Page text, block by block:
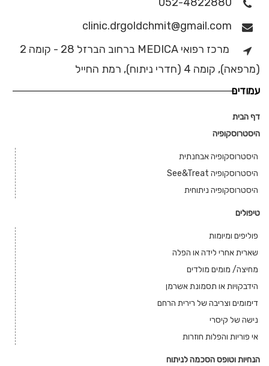
clinic.drgoldchmit@gmail.com
מרכז רפואי MEDICA ברחוב הברזל 28 - קומה 2
(מרפאה), קומה 4 (חדרי ניתוח), רמת החייל
עמודים
דף הבית
היסטרוסקופיה
היסטרוסקופיה אבחנתית
היסטרוסקופיה See&Treat
היסטרוסקופיה ניתוחית
טיפולים
פוליפים ומיומות
שארית אחרי לידה או הפלה
מחיצה/ מומים מולדים
הידבקויות או תסמונת אשרמן
דימומים וצריבה של רירית הרחם
נישה של קיסרי
אי פוריות והפלות חוזרות
הנחיות וטופס הסכמה לניתוח